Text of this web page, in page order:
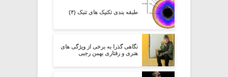
طبقه بندی تکنیک های تنبک (۴)
نگاهی گذرا به برخی از ویژگی های
هنری و رفتاری بهمن رجبی